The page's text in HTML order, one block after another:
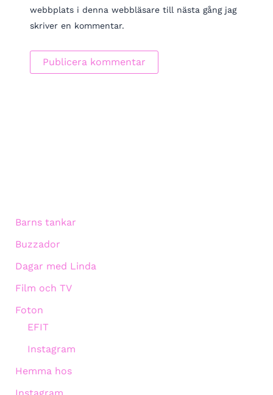
webbplats i denna webbläsare till nästa gång jag
skriver en kommentar.
Barns tankar
Buzzador
Dagar med Linda
Film och TV
Foton
EFIT
Instagram
Hemma hos